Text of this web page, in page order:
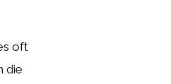
oft
die